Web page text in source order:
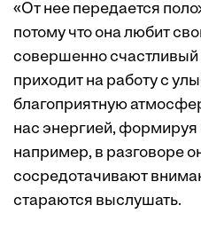
«От нее передается
потому что она любит
совершенно счастливый
приходит на работу с
благоприятную
нас энергией,
например, в разговоре
сосредотачивают
стараются выслушать.